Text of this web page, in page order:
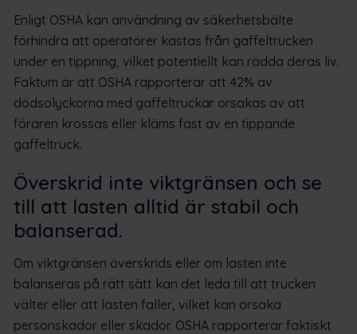
Enligt OSHA kan användning av säkerhetsbälte
förhindra att operatörer kastas från gaffeltrucken
under en tippning, vilket potentiellt kan rädda deras liv.
Faktum är att OSHA rapporterar att 42% av
dödsolyckorna med gaffeltruckar orsakas av att
föraren krossas eller kläms fast av en tippande
gaffeltruck.
Överskrid inte viktgränsen och se
till att lasten alltid är stabil och
balanserad.
Om viktgränsen överskrids eller om lasten inte
balanseras på rätt sätt kan det leda till att trucken
välter eller att lasten faller, vilket kan orsaka
personskador eller skador. OSHA rapporterar faktiskt